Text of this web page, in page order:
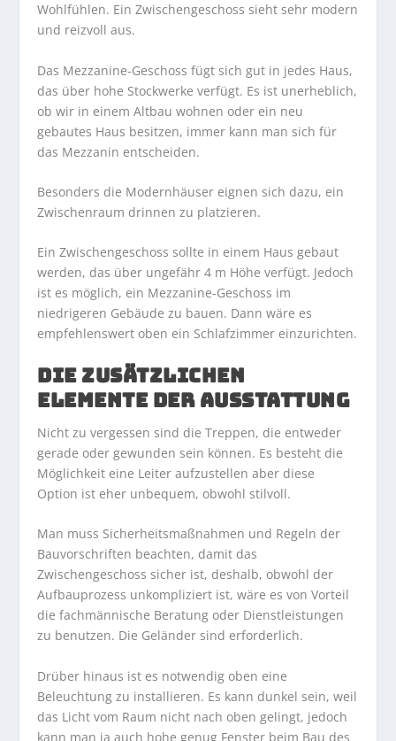
Wohlfühlen. Ein Zwischengeschoss sieht sehr modern
und reizvoll aus.
Das Mezzanine-Geschoss fügt sich gut in jedes Haus,
das über hohe Stockwerke verfügt. Es ist unerheblich,
ob wir in einem Altbau wohnen oder ein neu
gebautes Haus besitzen, immer kann man sich für
das Mezzanin entscheiden.
Besonders die Modernhäuser eignen sich dazu, ein
Zwischenraum drinnen zu platzieren.
Ein Zwischengeschoss sollte in einem Haus gebaut
werden, das über ungefähr 4 m Höhe verfügt. Jedoch
ist es möglich, ein Mezzanine-Geschoss im
niedrigeren Gebäude zu bauen. Dann wäre es
empfehlenswert oben ein Schlafzimmer einzurichten.
DIE ZUSÄTZLICHEN
ELEMENTE DER AUSSTATTUNG
Nicht zu vergessen sind die Treppen, die entweder
gerade oder gewunden sein können. Es besteht die
Möglichkeit eine Leiter aufzustellen aber diese
Option ist eher unbequem, obwohl stilvoll.
Man muss Sicherheitsmaßnahmen und Regeln der
Bauvorschriften beachten, damit das
Zwischengeschoss sicher ist, deshalb, obwohl der
Aufbauprozess unkompliziert ist, wäre es von Vorteil
die fachmännische Beratung oder Dienstleistungen
zu benutzen. Die Geländer sind erforderlich.
Drüber hinaus ist es notwendig oben eine
Beleuchtung zu installieren. Es kann dunkel sein, weil
das Licht vom Raum nicht nach oben gelingt, jedoch
kann man ja auch hohe genug Fenster beim Bau des